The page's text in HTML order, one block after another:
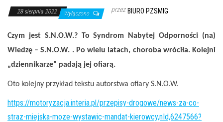
28 sierpnia 2022 Wyłączono przez BIURO PZSMIG
Czym jest S.N.O.W.? To Syndrom Nabytej Odporności (na)
Wiedzę – S.N.O.W. . Po wielu latach, choroba wróciła. Kolejni
„dziennikarze” padają jej ofiarą.
Oto kolejny przykład tekstu autorstwa ofiary S.N.O.W.
https://motoryzacja.interia.pl/przepisy-drogowe/news-za-co-
straz-miejska-moze-wystawic-mandat-kierowcy,nId,6247566?